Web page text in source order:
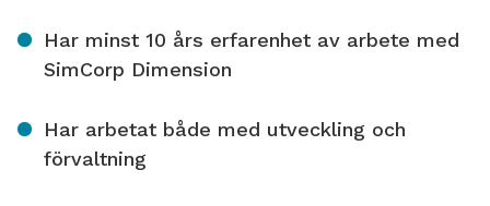
Har minst 10 års erfarenhet av arbete med
SimCorp Dimension
Har arbetat både med utveckling och
förvaltning